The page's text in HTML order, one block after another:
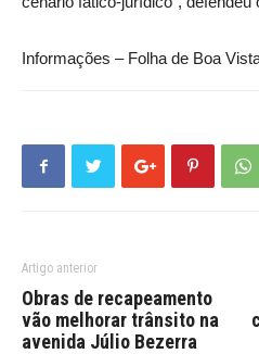
Informações – Folha de Boa
Artigo anterior
Obras de recapeamento
vão melhorar trânsito na
avenida Júlio Bezerra